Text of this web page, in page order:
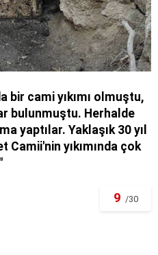
bir cami yıkımı olmuştu,
bulunmuştu. Herhalde
yaptılar. Yaklaşık 30 yıl
Camii'nin yıkımında çok
9 /30